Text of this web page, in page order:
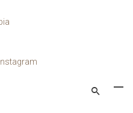
Instagram